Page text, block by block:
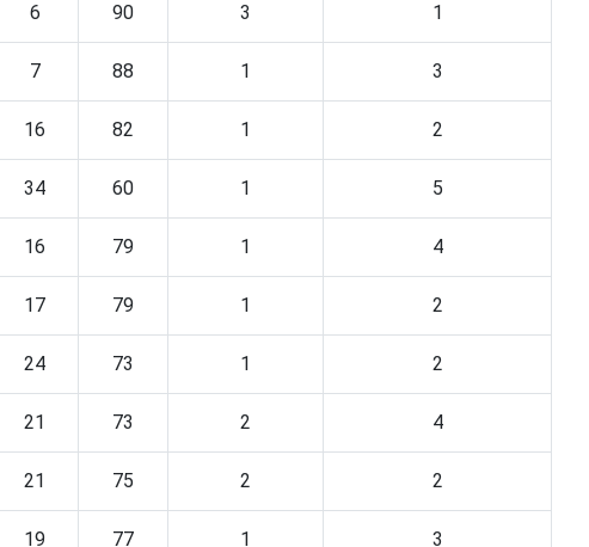
6 90 3 1
7 88 1 3
16 82 1 2
34 60 1 5
16 79 1 4
17 79 1 2
24 73 1 2
21 73 2 4
21 75 2 2
19 77 1 3